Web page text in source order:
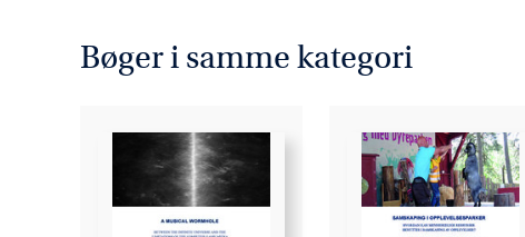
Bøger i samme kategori